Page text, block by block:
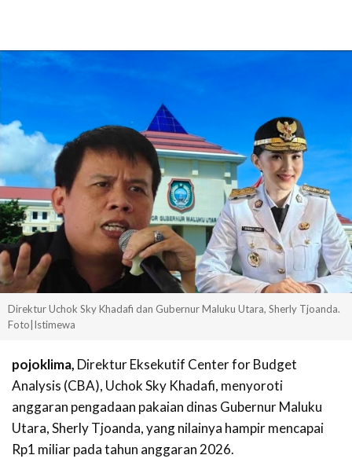
Direktur Uchok Sky Khadafi dan Gubernur Maluku Utara, Sherly Tjoanda.
Foto|Istimewa
pojoklima, Direktur Eksekutif Center for Budget
Analysis (CBA), Uchok Sky Khadafi, menyoroti
anggaran pengadaan pakaian dinas Gubernur Maluku
Utara, Sherly Tjoanda, yang nilainya hampir mencapai
Rp1 miliar pada tahun anggaran 2026.